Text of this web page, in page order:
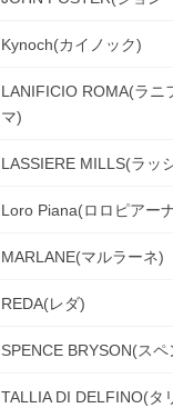
Kynoch(カイノック)
LANIFICIO ROMA(ラニ
マ)
LASSIERE MILLS(ラッ
Loro Piana(ロロピアー
MARLANE(マルラーネ)
REDA(レダ)
SPENCE BRYSON(ス
TALLIA DI DELFINO(タ